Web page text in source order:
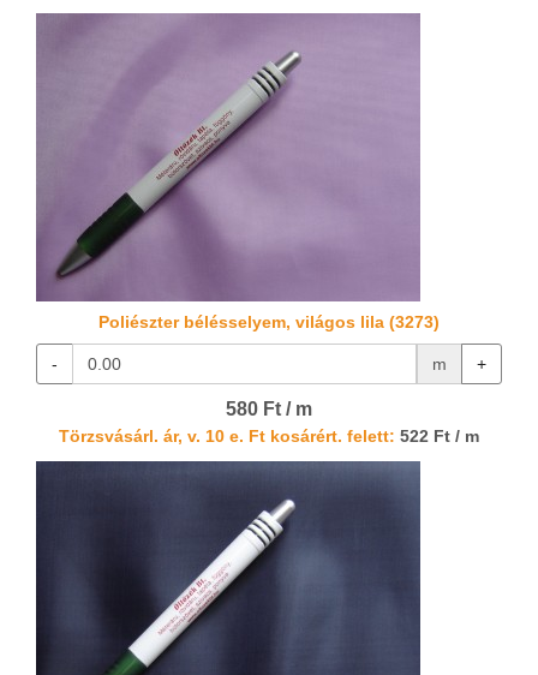
Poliészter bélésselyem, világos lila (3273)
- m +
580 Ft / m
Törzsvásárl. ár, v. 10 e. Ft kosárért. felett: 522 Ft / m